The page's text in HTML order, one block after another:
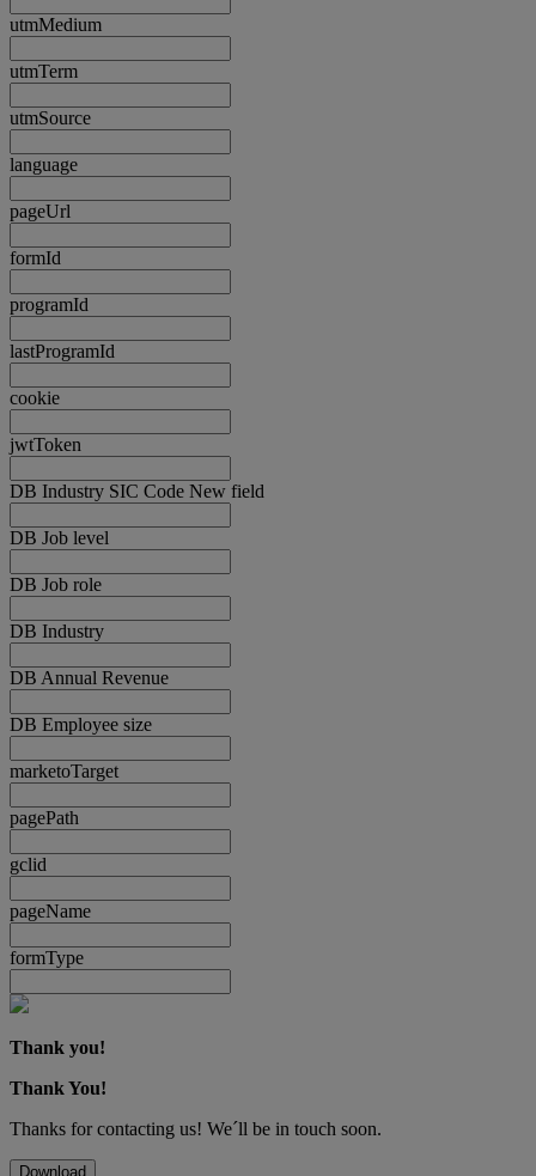
utmMedium
utmTerm
utmSource
language
pageUrl
formId
programId
lastProgramId
cookie
jwtToken
DB Industry SIC Code New field
DB Job level
DB Job role
DB Industry
DB Annual Revenue
DB Employee size
marketoTarget
pagePath
gclid
pageName
formType
Thank you!
Thank You!
Thanks for contacting us! We´ll be in touch soon.
Download